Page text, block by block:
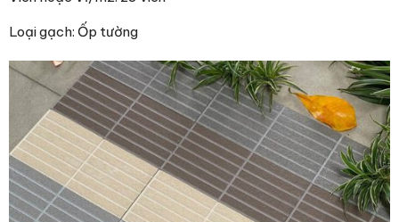
Loại gạch: Ốp tường